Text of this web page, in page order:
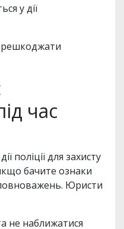
у дії
час
поліції для захисту
бачите ознаки
Юристи
не наближатися